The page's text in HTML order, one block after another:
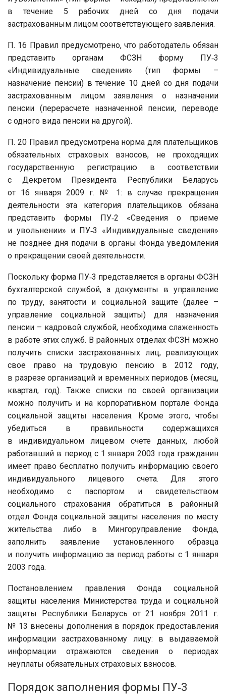
в течение 5 рабочих дней со дня подачи
застрахованным лицом соответствующего заявления.
П. 16 Правил предусмотрено, что работодатель обязан
представить органам ФСЗН форму ПУ‑3
«Индивидуальные сведения» (тип формы –
назначение пенсии) в течение 10 дней со дня подачи
застрахованным лицом заявления о назначении
пенсии (перерасчете назначенной пенсии, переводе
с одного вида пенсии на другой).
П. 20 Правил предусмотрена норма для плательщиков
обязательных страховых взносов, не проходящих
государственную регистрацию в соответствии
с Декретом Президента Республики Беларусь
от 16 января 2009 г. № 1: в случае прекращения
деятельности эта категория плательщиков обязана
представить формы ПУ‑2 «Сведения о приеме
и увольнении» и ПУ‑3 «Индивидуальные сведения»
не позднее дня подачи в органы Фонда уведомления
о прекращении своей деятельности.
Поскольку форма ПУ‑3 представляется в органы ФСЗН
бухгалтерской службой, а документы в управление
по труду, занятости и социальной защите (далее –
управление социальной защиты) для назначения
пенсии – кадровой службой, необходима слаженность
в работе этих служб. В районных отделах ФСЗН можно
получить списки застрахованных лиц, реализующих
свое право на трудовую пенсию в 2012 году,
в разрезе организаций и временных периодов (месяц,
квартал, год). Также списки по своей организации
можно получить и на корпоративном портале Фонда
социальной защиты населения. Кроме этого, чтобы
убедиться в правильности содержащихся
в индивидуальном лицевом счете данных, любой
работавший в период с 1 января 2003 года гражданин
имеет право бесплатно получить информацию своего
индивидуального лицевого счета. Для этого
необходимо с паспортом и свидетельством
социального страхования обратиться в районный
отдел Фонда социальной защиты населения по месту
жительства либо в Мингоруправление Фонда,
заполнить заявление установленного образца
и получить информацию за период работы с 1 января
2003 года.
Постановлением правления Фонда социальной
защиты населения Министерства труда и социальной
защиты Республики Беларусь от 21 ноября 2011 г.
№ 13 внесены дополнения в порядок предоставления
информации застрахованному лицу: в выдаваемой
информации отражаются сведения о периодах
неуплаты обязательных страховых взносов.
Порядок заполнения формы ПУ‑3